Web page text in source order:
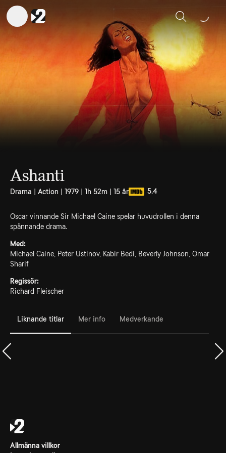
Sök
Ashanti
Drama | Action | 1979 | 1h 52m | 15 år 5.4
Oscar vinnande Sir Michael Caine spelar huvudrollen i denna
spännande drama.
Med:
Michael Caine, Peter Ustinov, Kabir Bedi, Beverly Johnson, Omar
Sharif
Regissör:
Richard Fleischer
Liknande titlar Mer info Medverkande
Allmänna villkor